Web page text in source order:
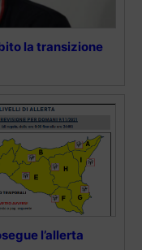
la transizione
l’allerta